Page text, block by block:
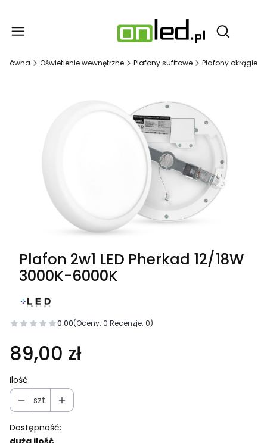
Otwórz
Oświetlenie wewnętrzne Plafony sufitowe Plafony okrągłe
Plafon 2w1 LED Pherkad 12/18W
3000K-6000K
0.00(Oceny: 0 Recenzje: 0)
Cena
89,00 zł
Ilość
szt.
Dostępność: